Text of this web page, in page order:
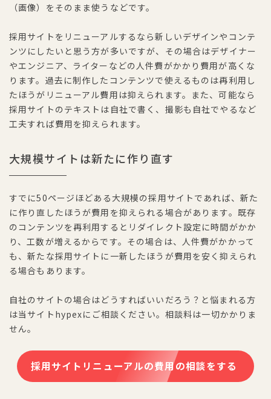
（画像）をそのまま使うなどです。
採用サイトをリニューアルするなら新しいデザインやコンテ
ンツにしたいと思う方が多いですが、その場合はデザイナー
やエンジニア、ライターなどの人件費がかかり費用が高くな
ります。過去に制作したコンテンツで使えるものは再利用し
たほうがリニューアル費用は抑えられます。また、可能なら
採用サイトのテキストは自社で書く、撮影も自社でやるなど
工夫すれば費用を抑えられます。
大規模サイトは新たに作り直す
すでに50ページほどある大規模の採用サイトであれば、新た
に作り直したほうが費用を抑えられる場合があります。既存
のコンテンツを再利用するとリダイレクト設定に時間がかか
り、工数が増えるからです。その場合は、人件費がかかって
も、新たな採用サイトに一新したほうが費用を安く抑えられ
る場合もあります。
自社のサイトの場合はどうすればいいだろう？と悩まれる方
は当サイトhypexにご相談ください。相談料は一切かかりま
せん。
採用サイトリニューアルの費用の相談をする